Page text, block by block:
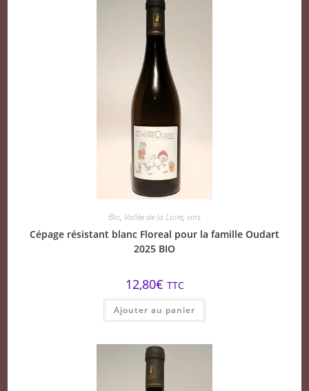
Bio, Vallée de la Loire, vins
Cépage résistant blanc Floreal pour la famille Oudart
2025 BIO
12,80€ TTC
Ajouter au panier